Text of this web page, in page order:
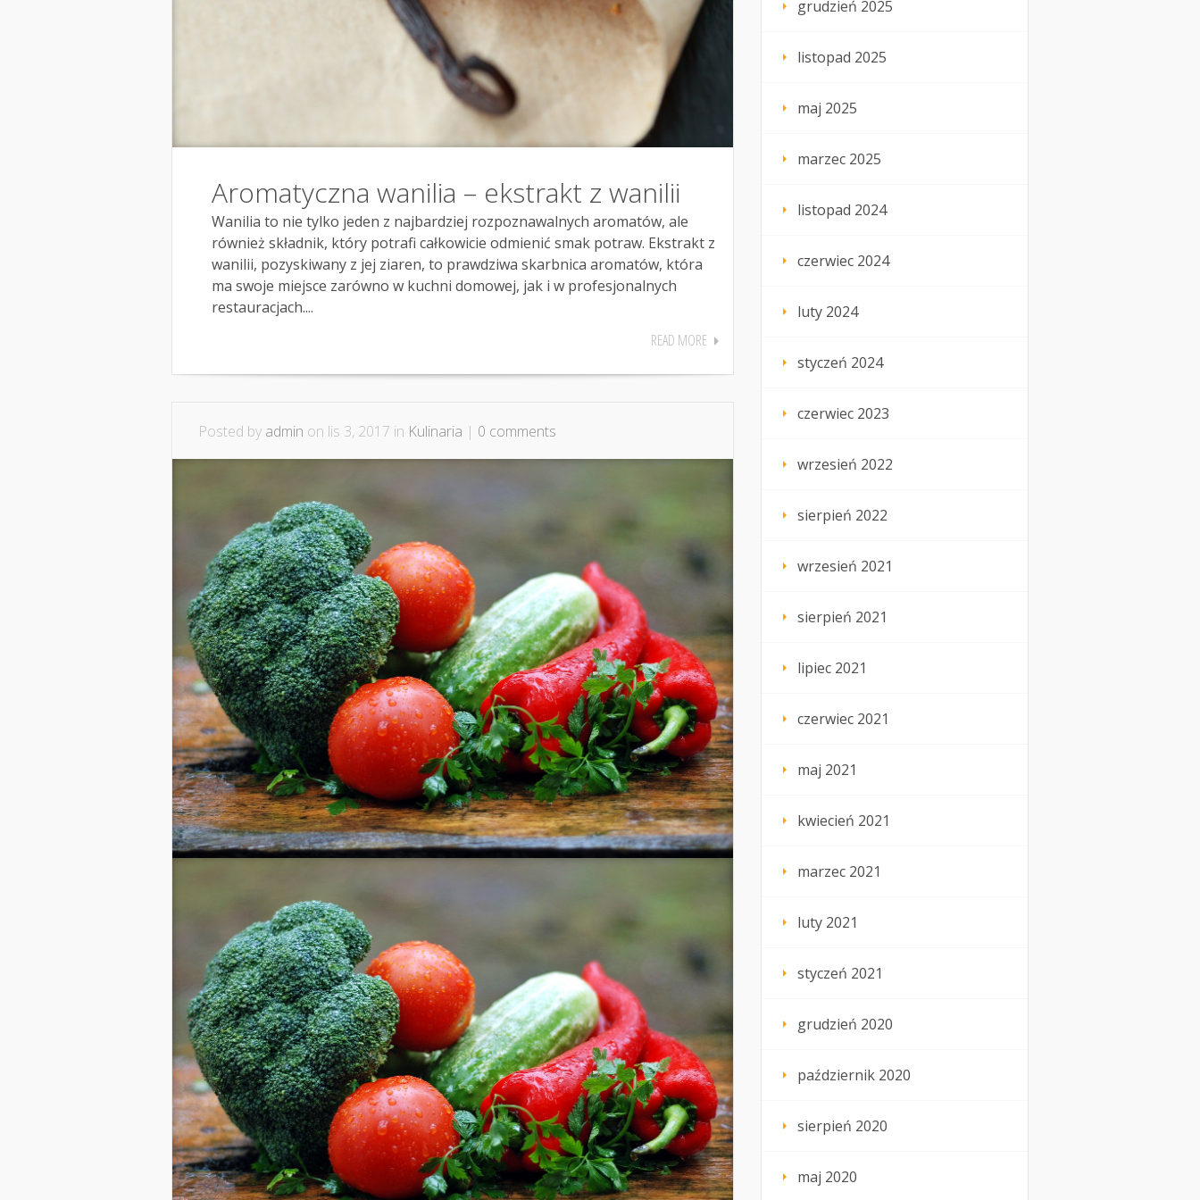
Aromatyczna wanilia – ekstrakt z wanilii
Wanilia to nie tylko jeden z najbardziej rozpoznawalnych aromatów, ale
również składnik, który potrafi całkowicie odmienić smak potraw. Ekstrakt z
wanilii, pozyskiwany z jej ziaren, to prawdziwa skarbnica aromatów, która
ma swoje miejsce zarówno w kuchni domowej, jak i w profesjonalnych
restauracjach....
READ MORE
Posted by admin on lis 3, 2017 in Kulinaria | 0 comments
grudzień 2025
listopad 2025
maj 2025
marzec 2025
listopad 2024
czerwiec 2024
luty 2024
styczeń 2024
czerwiec 2023
wrzesień 2022
sierpień 2022
wrzesień 2021
sierpień 2021
lipiec 2021
czerwiec 2021
maj 2021
kwiecień 2021
marzec 2021
luty 2021
styczeń 2021
grudzień 2020
październik 2020
sierpień 2020
maj 2020